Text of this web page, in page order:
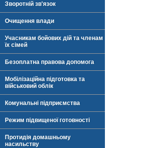
Зворотній зв'язок
Очищення влади
Учасникам бойових дій та членам
їх сімей
Безоплатна правова допомога
Мобілізаційна підготовка та
військовий облік
Комунальні підприємства
Режим підвищеної готовності
Протидія домашньому
насильству